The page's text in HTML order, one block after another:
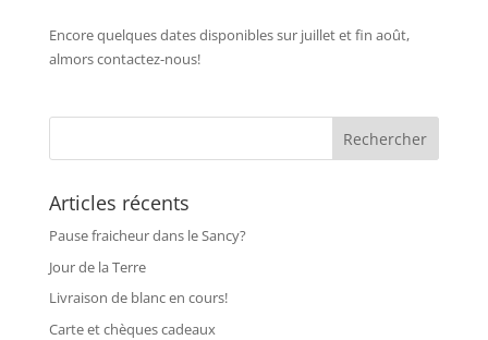
Encore quelques dates disponibles sur juillet et fin août,
almors contactez-nous!
Articles récents
Pause fraicheur dans le Sancy?
Jour de la Terre
Livraison de blanc en cours!
Carte et chèques cadeaux